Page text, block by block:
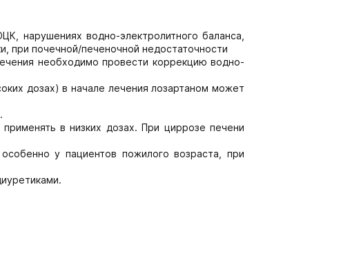
нарушениях водно-электролитного баланса,
при почечной/печеночной недостаточности
необходимо провести коррекцию водно-
дозах) в начале лечения лозартаном может
в низких дозах. При циррозе печени
у пациентов пожилого возраста, при